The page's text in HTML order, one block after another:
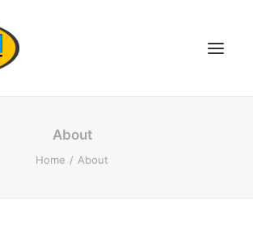
About
Home About